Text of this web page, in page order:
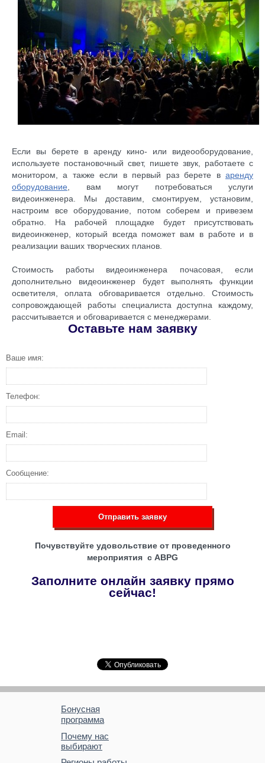
Если вы берете в аренду кино- или видеооборудование,
используете постановочный свет, пишете звук, работаете с
монитором, а также если в первый раз берете в аренду
оборудование , вам могут потребоваться услуги
видеоинженера. Мы доставим, смонтируем, установим,
настроим все оборудование, потом соберем и привезем
обратно. На рабочей площадке будет присутствовать
видеоинженер, который всегда поможет вам в работе и в
реализации ваших творческих планов.
Стоимость работы видеоинженера почасовая, если
дополнительно видеоинженер будет выполнять функции
осветителя, оплата обговаривается отдельно. Стоимость
сопровождающей работы специалиста доступна каждому,
рассчитывается и обговаривается с менеджерами.
Оставьте нам заявку
Ваше имя:
Телефон:
Email:
Сообщение:
Отправить заявку
Почувствуйте удовольствие от проведенного
мероприятия с ABPG
Заполните онлайн заявку прямо
сейчас!
Бонусная
программа
Почему нас
выбирают